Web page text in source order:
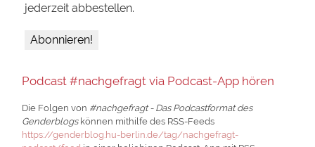
jederzeit abbestellen.
Podcast #nachgefragt via Podcast-App hören
Die Folgen von #nachgefragt - Das Podcastformat des
Genderblogskönnen mithilfe des RSS-Feeds
https://genderblog.hu-berlin.de/tag/nachgefragt-